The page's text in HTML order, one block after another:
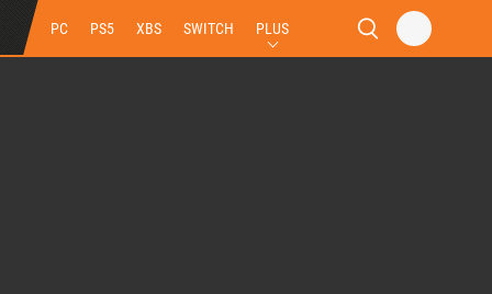
PC PS5 XBS SWITCH PLUS